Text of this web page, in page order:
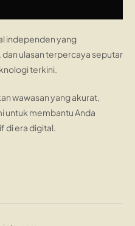
independen yang
ulasan terpercaya seputar
terkini.
wawasan yang akurat,
untuk membantu Anda
di era digital.